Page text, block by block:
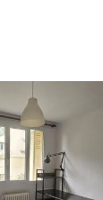
à louer